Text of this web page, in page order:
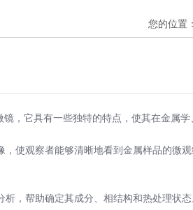
您的位置
，它具有一些独特的特点，使其在金属学
使观察者能够清晰地看到金属样品的微
，帮助确定其成分、相结构和热处理状